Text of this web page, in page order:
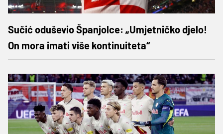
Sučić oduševio Španjolce: „Umjetničko djelo!
On mora imati više kontinuiteta“